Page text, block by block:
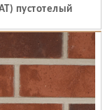
пустотелый